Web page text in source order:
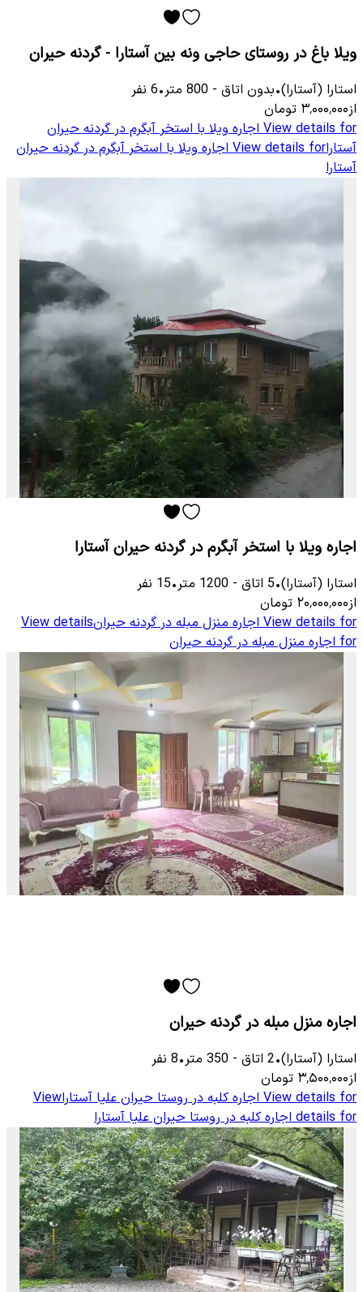
ویلا باغ در روستای حاجی ونه بین آستارا - گردنه حیران
استارا (آستارا)•بدون اتاق -
800 متر•
6 نفر
از۳٬۰۰۰٬۰۰۰ تومان
View details for اجاره ویلا با استخر آبگرم در گردنه حیران
آستاراView details for اجاره ویلا با استخر آبگرم در گردنه حیران
آستارا
اجاره ویلا با استخر آبگرم در گردنه حیران آستارا
استارا (آستارا)•
5 اتاق -
1200 متر•
15 نفر
از۲۰٬۰۰۰٬۰۰۰ تومان
View details for اجاره منزل مبله در گردنه حیرانView details
for اجاره منزل مبله در گردنه حیران
اجاره منزل مبله در گردنه حیران
استارا (آستارا)•
2 اتاق -
350 متر•
8 نفر
از۳٬۵۰۰٬۰۰۰ تومان
View details for اجاره کلبه در روستا حیران علیا آستاراView
details for اجاره کلبه در روستا حیران علیا آستارا